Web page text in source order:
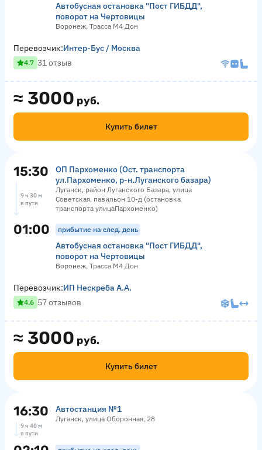
Автобусная остановка "Пост ГИБДД",
поворот на Чертовицы
Воронеж, Трасса М4 Дон
≈ 3000 руб.
Купить билет
Перевозчик:Интер-Бус / Москва
4.7 31 отзыв
15:30
ОП Пархоменко (Ост. транспорта
ул.Пархоменко, р-н.Луганского базара)
Луганск, район Луганского Базара, улица
Советская, павильон 10-д (остановка
транспорта улицаПархоменко)
9 ч 30 м
в пути
01:00 прибытие на след. день
Автобусная остановка "Пост ГИБДД",
поворот на Чертовицы
Воронеж, Трасса М4 Дон
≈ 3000 руб.
Купить билет
Перевозчик:ИП Нескреба А.А.
4.6 57 отзывов
16:30 Автостанция №1
Луганск, улица Оборонная, 28
9 ч 40 м
в пути